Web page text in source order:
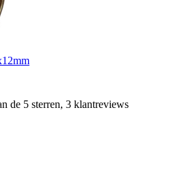
de 5 sterren, 3 klantreviews